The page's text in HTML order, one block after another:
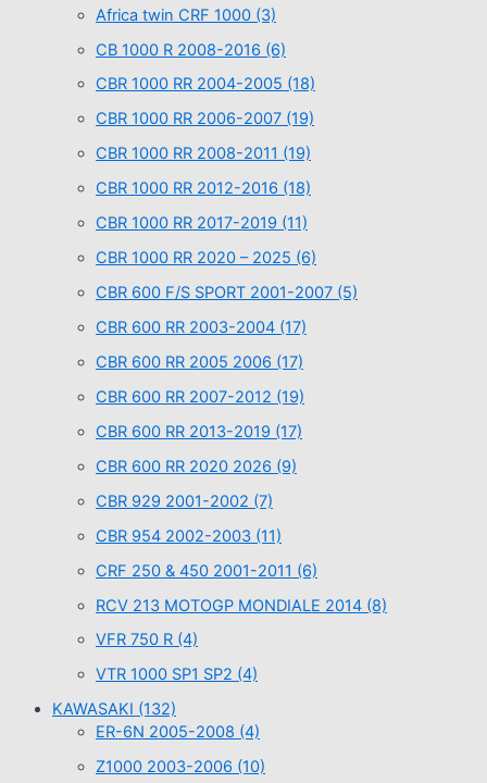
Africa twin CRF 1000 (3)
CB 1000 R 2008-2016 (6)
CBR 1000 RR 2004-2005 (18)
CBR 1000 RR 2006-2007 (19)
CBR 1000 RR 2008-2011 (19)
CBR 1000 RR 2012-2016 (18)
CBR 1000 RR 2017-2019 (11)
CBR 1000 RR 2020 – 2025 (6)
CBR 600 F/S SPORT 2001-2007 (5)
CBR 600 RR 2003-2004 (17)
CBR 600 RR 2005 2006 (17)
CBR 600 RR 2007-2012 (19)
CBR 600 RR 2013-2019 (17)
CBR 600 RR 2020 2026 (9)
CBR 929 2001-2002 (7)
CBR 954 2002-2003 (11)
CRF 250 & 450 2001-2011 (6)
RCV 213 MOTOGP MONDIALE 2014 (8)
VFR 750 R (4)
VTR 1000 SP1 SP2 (4)
KAWASAKI (132)
ER-6N 2005-2008 (4)
Z1000 2003-2006 (10)